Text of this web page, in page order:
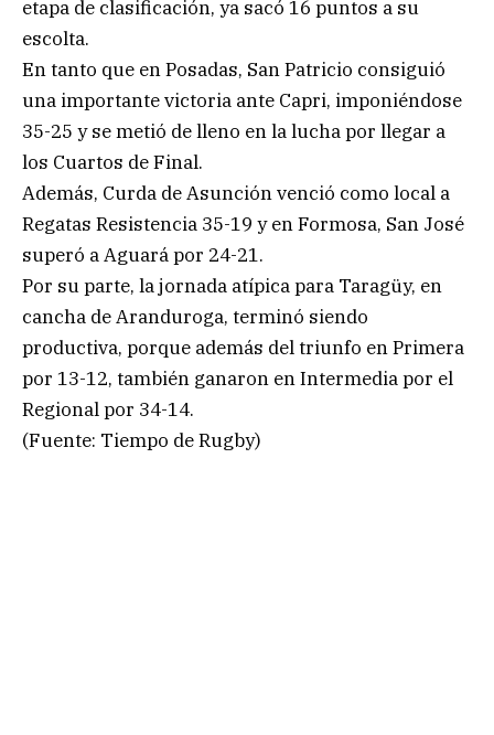
etapa de clasificación, ya sacó 16 puntos a su
escolta.
En tanto que en Posadas, San Patricio consiguió
una importante victoria ante Capri, imponiéndose
35-25 y se metió de lleno en la lucha por llegar a
los Cuartos de Final.
Además, Curda de Asunción venció como local a
Regatas Resistencia 35-19 y en Formosa, San José
superó a Aguará por 24-21.
Por su parte, la jornada atípica para Taragüy, en
cancha de Aranduroga, terminó siendo
productiva, porque además del triunfo en Primera
por 13-12, también ganaron en Intermedia por el
Regional por 34-14.
(Fuente: Tiempo de Rugby)